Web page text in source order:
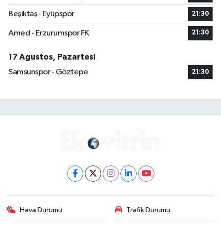
Beşiktaş - Eyüpspor 21:30
Amed - Erzurumspor FK 21:30
17 Ağustos, Pazartesi
Samsunspor - Göztepe
21:30
Hava Durumu Trafik Durumu